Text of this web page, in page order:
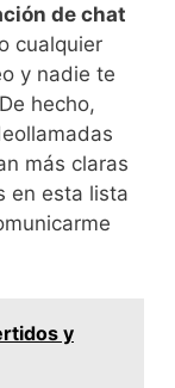
de chat
cualquier
y nadie te
hecho,
más claras
en esta lista
y